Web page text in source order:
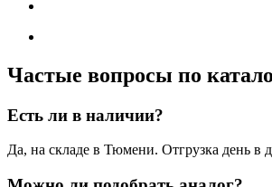
Частые вопросы по
Есть ли в наличии?
Да, на складе в Тюмени. Отгрузка день в